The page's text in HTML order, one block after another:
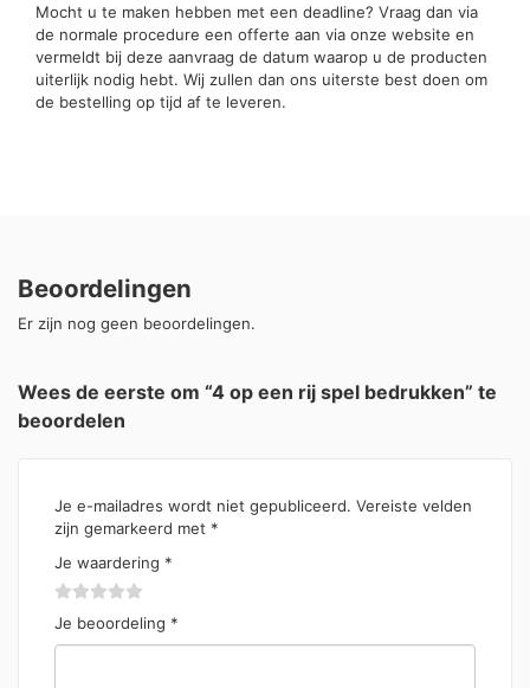
Mocht u te maken hebben met een deadline? Vraag dan via
de normale procedure een offerte aan via onze website en
vermeldt bij deze aanvraag de datum waarop u de producten
uiterlijk nodig hebt. Wij zullen dan ons uiterste best doen om
de bestelling op tijd af te leveren.
Beoordelingen
Er zijn nog geen beoordelingen.
Wees de eerste om “4 op een rij spel bedrukken” te
beoordelen
Je e-mailadres wordt niet gepubliceerd. Vereiste velden
zijn gemarkeerd met *
Je waardering *
Je beoordeling *